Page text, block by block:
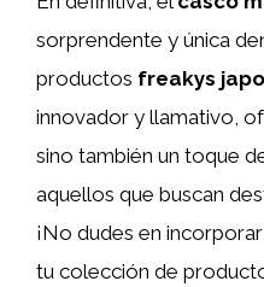
sorprendente y única
productos freakys
innovador y llamativo,
sino también un toque
aquellos que buscan
¡No dudes en
tu colección de